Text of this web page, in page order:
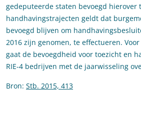
gedeputeerde staten bevoegd hierover
handhavingstrajecten geldt dat
bevoegd blijven om
2016 zijn genomen, te effectueren.
gaat de bevoegdheid voor toezicht en
RIE-4 bedrijven met de jaarwisseling
Bron: Stb. 2015, 413